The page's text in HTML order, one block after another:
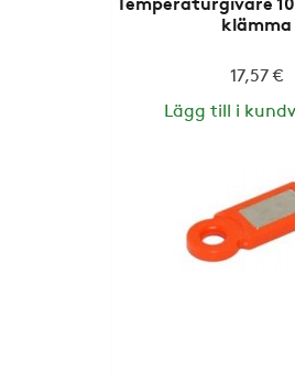
Temperaturgivare
klämma
17,57 €
Lägg till i